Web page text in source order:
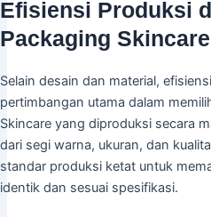
Efisiensi Produksi
Packaging Skincare
Selain desain dan material,
pertimbangan utama dalam
Skincare yang diproduksi secara
dari segi warna, ukuran, dan
standar produksi ketat untuk
identik dan sesuai spesifikasi.